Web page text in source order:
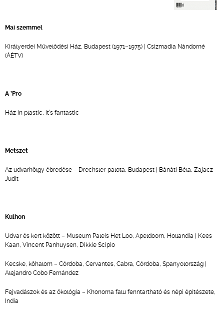
Mai szemmel
Királyerdei Művelődési Ház, Budapest (1971–1975) | Csizmadia Nándorné
(ÁÉTV)
A ’Pro
Ház in plastic, it’s fantastic
Metszet
Az udvarhölgy ébredése – Drechsler-palota, Budapest | Bánáti Béla, Zajacz
Judit
Külhon
Udvar és kert között – Museum Paleis Het Loo, Apeldoorn, Hollandia | Kees
Kaan, Vincent Panhuysen, Dikkie Scipio
Kecske, kőhalom – Córdoba, Cervantes, Cabra, Córdoba, Spanyolország |
Alejandro Cobo Fernández
Fejvadászok és az ökológia – Khonoma falu fenntartható és népi építészete,
India